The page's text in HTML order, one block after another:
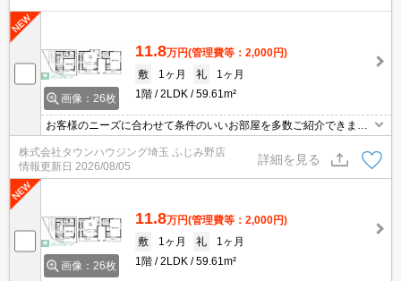
画像：26枚
11.8万円(管理費等：2,000円)
敷
1ヶ月 礼
1ヶ月
1階
2LDK 59.61m²
お客様のニーズに合わせて条件のいいお部屋を多数ご紹介できます♪
情報数No.1のタウンハウジングまで是非お問い合わせください！
株式会社タウンハウジング埼玉 ふじみ野店
情報更新日 2026/08/05
詳細を見る
画像：26枚
11.8万円(管理費等：2,000円)
敷
1ヶ月 礼
1ヶ月
1階
2LDK 59.61m²